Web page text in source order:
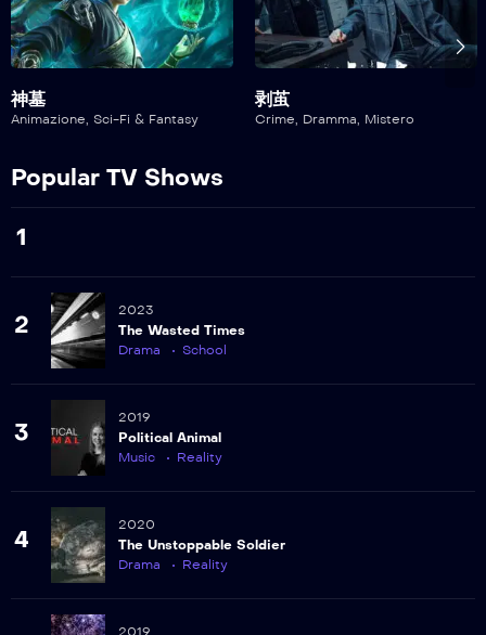
神墓
Animazione, Sci-Fi & Fantasy
剥茧
Crime, Dramma, Mistero
Popular TV Shows
1
2
2023
The Wasted Times
Drama
School
3
2019
Political Animal
Music
Reality
4
2020
The Unstoppable Soldier
Drama
Reality
2019